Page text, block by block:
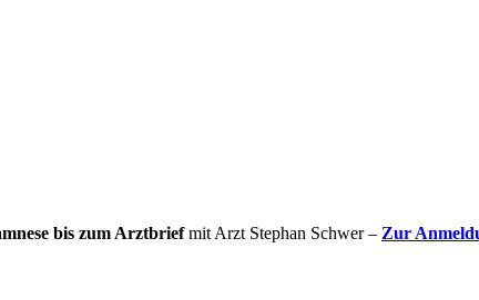
bis zum Arztbriefmit Arzt Stephan Schwer – Zur